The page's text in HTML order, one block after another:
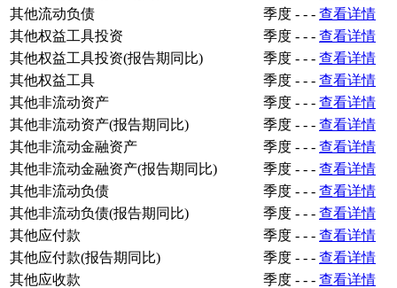
其他流动负债
季度 - - - 查看详情
其他权益工具投资
季度 - - - 查看详情
其他权益工具投资(报告期同比)
季度 - - - 查看详情
其他权益工具
季度 - - - 查看详情
其他非流动资产
季度 - - - 查看详情
其他非流动资产(报告期同比)
季度 - - - 查看详情
其他非流动金融资产
季度 - - - 查看详情
其他非流动金融资产(报告期同比)
季度 - - - 查看详情
其他非流动负债
季度 - - - 查看详情
其他非流动负债(报告期同比)
季度 - - - 查看详情
其他应付款
季度 - - - 查看详情
其他应付款(报告期同比)
季度 - - - 查看详情
其他应收款
季度 - - - 查看详情